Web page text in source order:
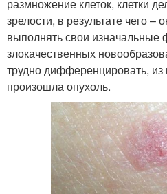
размножение клеток, клетки
зрелости, в результате чего –
выполнять свои изначальные
злокачественных
трудно дифференцировать, из
произошла опухоль.